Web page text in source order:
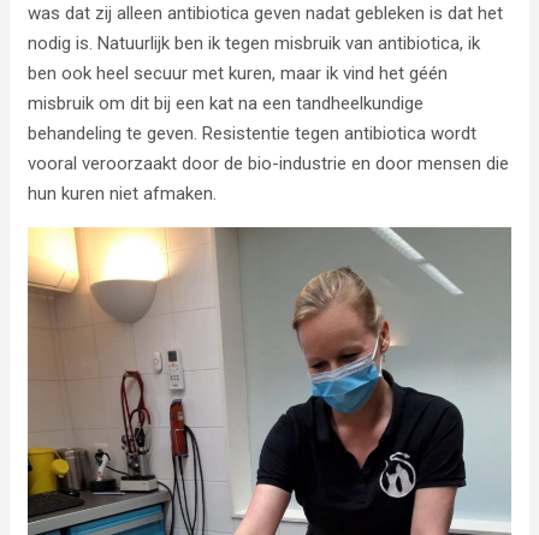
was dat zij alleen antibiotica geven nadat gebleken is dat het
nodig is. Natuurlijk ben ik tegen misbruik van antibiotica, ik
ben ook heel secuur met kuren, maar ik vind het géén
misbruik om dit bij een kat na een tandheelkundige
behandeling te geven. Resistentie tegen antibiotica wordt
vooral veroorzaakt door de bio-industrie en door mensen die
hun kuren niet afmaken.